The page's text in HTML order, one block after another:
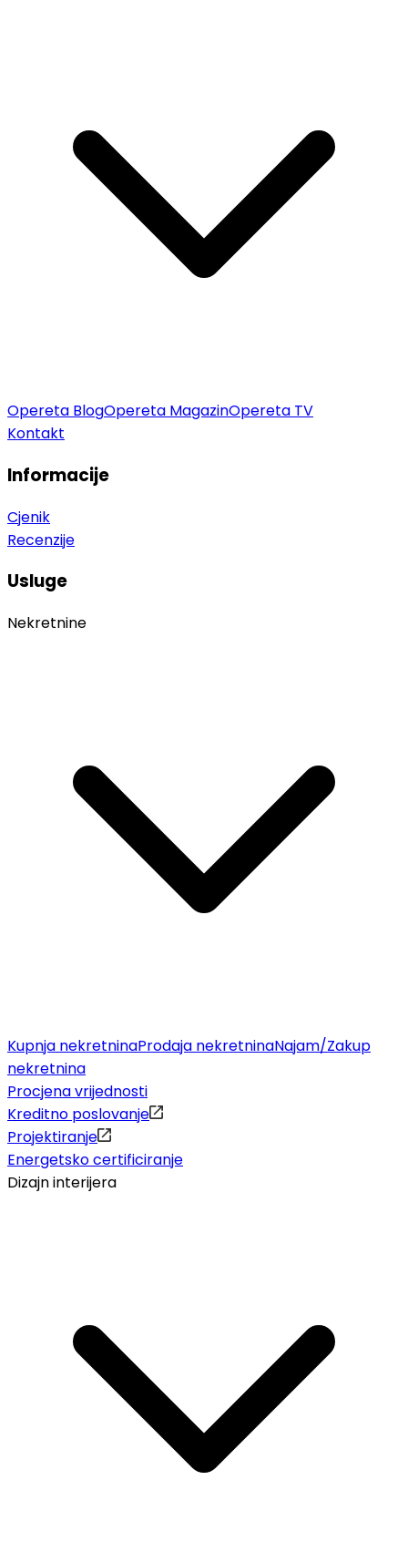
Opereta BlogOpereta MagazinOpereta TV
Kontakt
Informacije
Cjenik
Recenzije
Usluge
Nekretnine
Kupnja nekretninaProdaja nekretninaNajam/Zakup
nekretnina
Procjena vrijednosti
Kreditno poslovanje
Projektiranje
Energetsko certificiranje
Dizajn interijera